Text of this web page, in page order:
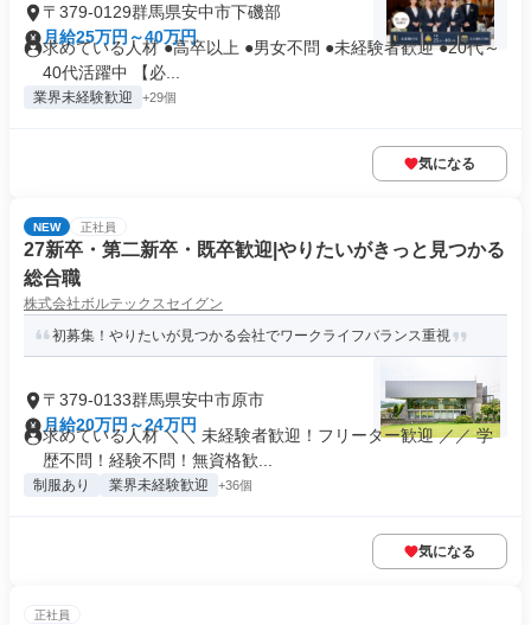
〒379-0129群馬県安中市下磯部
月給25万円～40万円
求めている人材 ●高卒以上 ●男女不問 ●未経験者歓迎 ●20代～
40代活躍中 【必...
業界未経験歓迎 +29個
気になる
NEW 正社員
27新卒・第二新卒・既卒歓迎|やりたいがきっと見つかる
総合職
株式会社ボルテックスセイグン
初募集！やりたいが見つかる会社でワークライフバランス重視
〒379-0133群馬県安中市原市
月給20万円～24万円
求めている人材 ＼＼ 未経験者歓迎！フリーター歓迎 ／／ 学
歴不問！経験不問！無資格歓...
制服あり 業界未経験歓迎 +36個
気になる
正社員